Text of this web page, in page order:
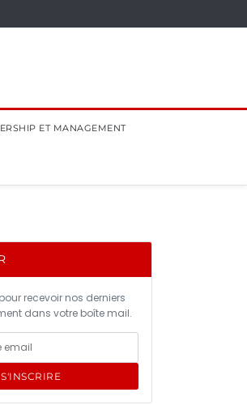
ET MANAGEMENT
recevoir nos derniers
dans votre boîte mail.
S'INSCRIRE